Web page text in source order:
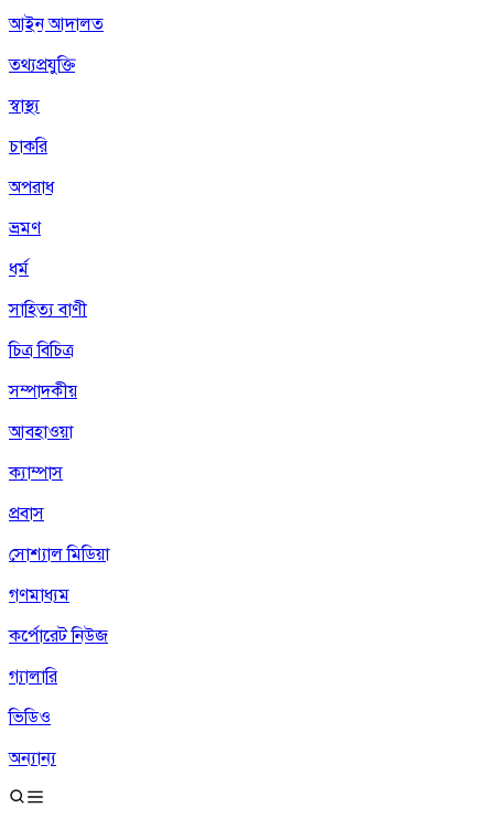
আইন আদালত
তথ্যপ্রযুক্তি
স্বাস্থ্য
চাকরি
অপরাধ
ভ্রমণ
ধর্ম
সাহিত্য বাণী
চিত্র বিচিত্র
সম্পাদকীয়
আবহাওয়া
ক্যাম্পাস
প্রবাস
সোশ্যাল মিডিয়া
গণমাধ্যম
কর্পোরেট নিউজ
গ্যালারি
ভিডিও
অন্যান্য